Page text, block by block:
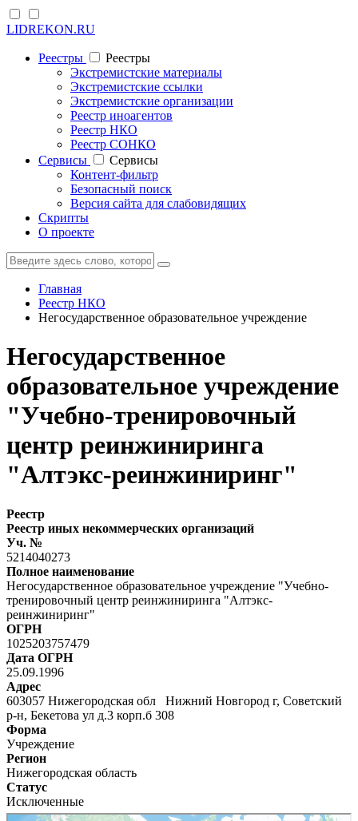
LIDREKON.RU
Реестры
Реестры
Экстремистские материалы
Экстремистские ссылки
Экстремистские организации
Реестр иноагентов
Реестр НКО
Реестр СОНКО
Cервисы
Cервисы
Контент-фильтр
Безопасный поиск
Версия сайта для слабовидящих
Скрипты
О проекте
Главная
Реестр НКО
Негосударственное образовательное учреждение
Негосударственное
образовательное учреждение
"Учебно-тренировочный
центр реинжиниринга
"Алтэкс-реинжиниринг"
Реестр
Реестр иных некоммерческих организаций
Уч. №
5214040273
Полное наименование
Негосударственное образовательное учреждение "Учебно-
тренировочный центр реинжиниринга "Алтэкс-
реинжиниринг"
ОГРН
1025203757479
Дата ОГРН
25.09.1996
Адрес
603057 Нижегородская обл Нижний Новгород г, Советский
р-н, Бекетова ул д.3 корп.б 308
Форма
Учреждение
Регион
Нижегородская область
Статус
Исключенные